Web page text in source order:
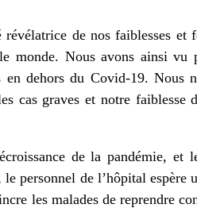
de nos faiblesses
Nous avons ainsi vu
dehors du Covid-19. Nous
cas graves et notre faiblesse
de la pandémie, et
personnel de l’hôpital espère
les malades de reprendre